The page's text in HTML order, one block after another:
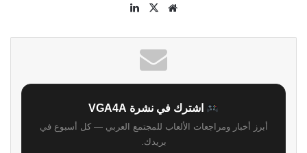
موقع
‫X
اشترك في نشرة VGA4A
أبرز أخبار ومراجعات الألعاب للمجتمع العربي — كل أسبوع في
بريدك.